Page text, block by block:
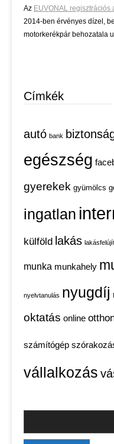
Az EUVONAL regisztrációs
2014-ben érvényes dízel,
motorkerékpár behozatala
Címkék
autó bank
egészség
gyerekek gyümölcs
ingatlan
külföld lakás
munka munkahely
nyelvtanulás nyugdíj
oktatás online
számítógép
vállalkozás